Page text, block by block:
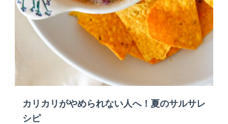
カリカリがやめられない人へ！夏のサルサレ
シピ